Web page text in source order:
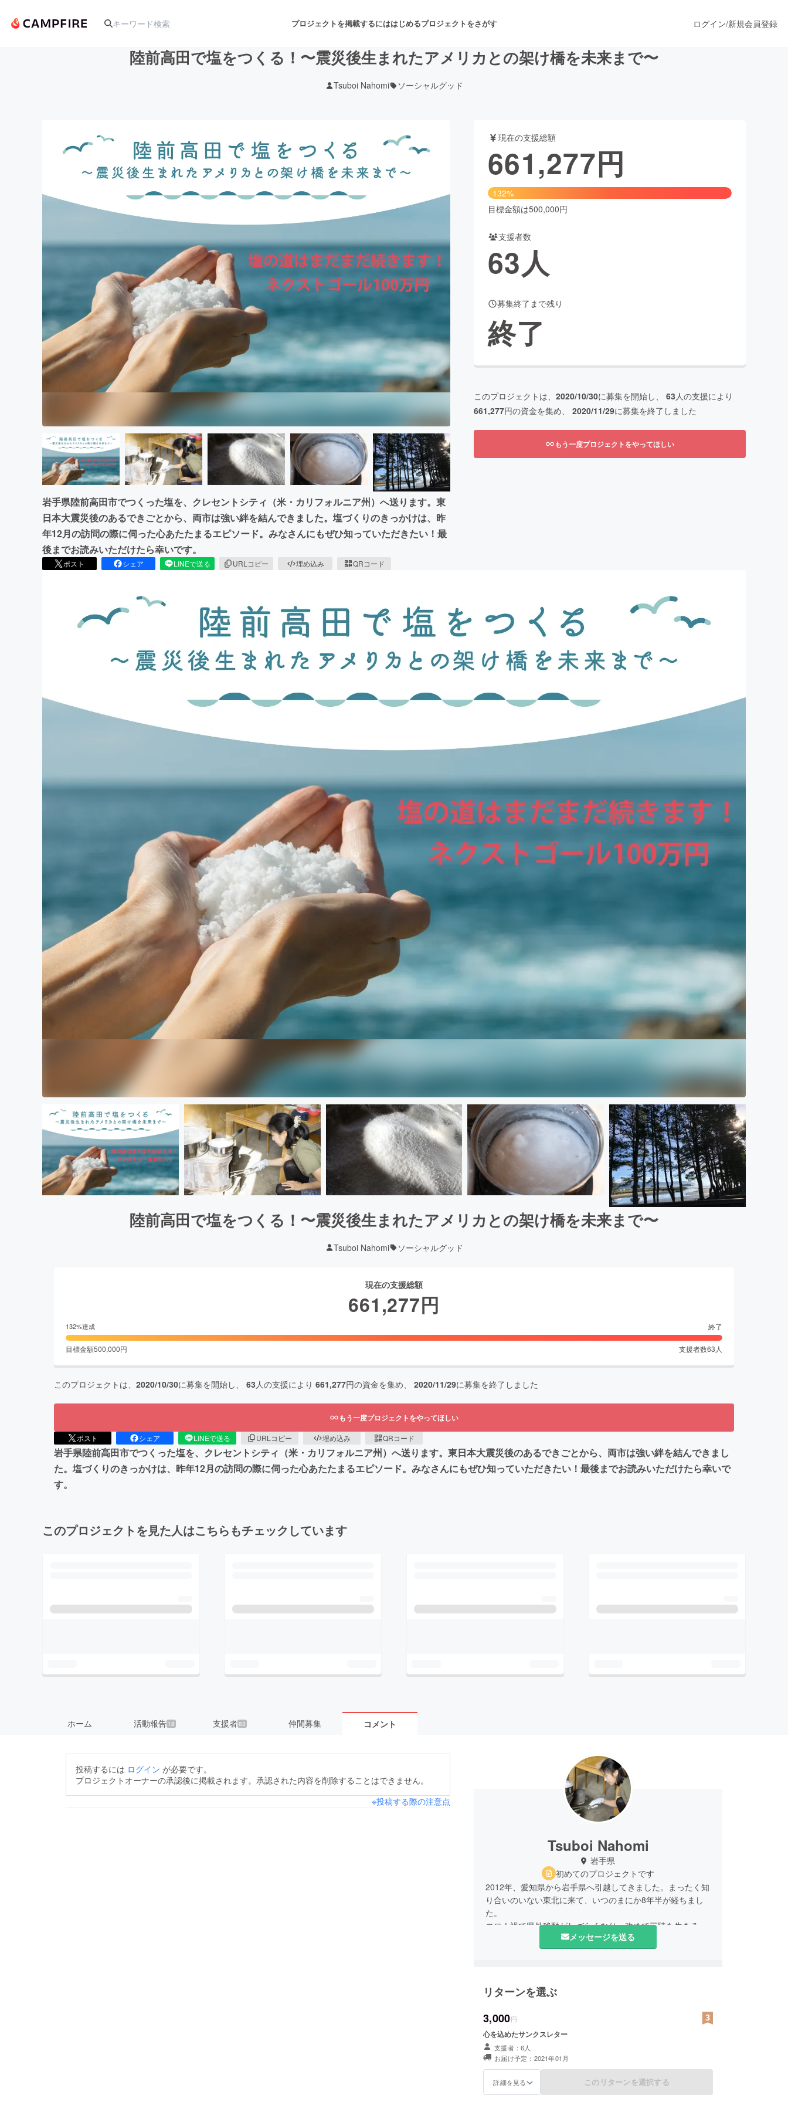
プロジェクトを掲載するにははじめるプロジェクトをさがす
アート・写真 音楽 舞台・パフォーマンス
テクノロジー・ガジェット ゲーム・サービス開発 ファッション
ビジネス・起業 チャレンジ ビューティー・ヘルスケア
まちづくり・地域活性化
CAMPFIREふるさと納税 machi-ya
ログイン/新規会員登録
陸前高田で塩をつくる！〜震災後生まれたアメリカとの架け橋を未来まで〜
Tsuboi Nahomi ソーシャルグッド
岩手県陸前高田市でつくった塩を、クレセントシティ（米・カリフォルニア州）へ送ります。東
日本大震災後のあるできごとから、両市は強い絆を結んできました。塩づくりのきっかけは、昨
年12月の訪問の際に伺った心あたたまるエピソード。みなさんにもぜひ知っていただきたい！最
後までお読みいただけたら幸いです。
ポスト シェア LINEで送る URLコピー 埋め込み QRコード
現在の支援総額
661,277円
132%
目標金額は500,000円
支援者数
63人
募集終了まで残り
終了
このプロジェクトは、 2020/10/30に募集を開始し、 63人の支援により
661,277円の資金を集め、 2020/11/29に募集を終了しました
もう一度プロジェクトをやってほしい
陸前高田で塩をつくる！〜震災後生まれたアメリカとの架け橋を未来まで〜
Tsuboi Nahomi ソーシャルグッド
現在の支援総額
661,277円
132%達成 終了
目標金額500,000円 支援者数63 人
このプロジェクトは、 2020/10/30に募集を開始し、 63 人の支援により 661,277円の資金を集め、 2020/11/29に募集を終了しました
もう一度プロジェクトをやってほしい
ポスト シェア LINEで送る URLコピー 埋め込み QRコード
岩手県陸前高田市でつくった塩を、クレセントシティ（米・カリフォルニア州）へ送ります。東日本大震災後のあるできごとから、両市は強い絆を結んできまし
た。塩づくりのきっかけは、昨年12月の訪問の際に伺った心あたたまるエピソード。みなさんにもぜひ知っていただきたい！最後までお読みいただけたら幸いで
す。
このプロジェクトを見た人はこちらもチェックしています
ホーム 活動報告 18 支援者63 仲間募集 コメント
投稿するには ログイン が必要です。
プロジェクトオーナーの承認後に掲載されます。承認された内容を削除することはできません。
※投稿する際の注意点
Tsuboi Nahomi
岩手県
初めてのプロジェクトです
2012年、愛知県から岩手県へ引越してきました。まったく知
り合いのいない東北に来て、いつのまにか8年半が経ちまし
た。
コロナ禍で県外移動がしづらくなり、改めて三陸を生きる
日々を過ごしてきました。まだまだ知らない三陸がありまし
たが、まったく聞き取れないお母さんたちのネイティブ会
そして、畑からいただいてきた野菜たち。焼いて、ハーブソ
ルトをふる、というシンプルな食べ方にはまっています。三
陸ならではのハーブソルトもいつかつくれたら。。。
メッセージを送る
リターンを選ぶ
3,000円
心を込めたサンクスレター
支援者：6人
お届け予定：2021年01月
詳細を見る このリターンを選択する